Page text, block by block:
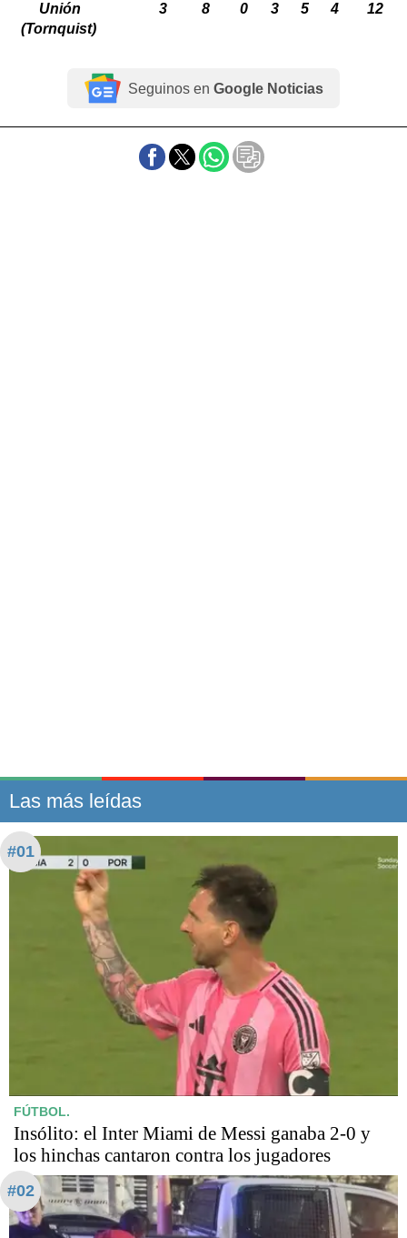
Unión
(Tornquist)
3 8 0 3 5 4 12
Seguinos en Google Noticias
Las más leídas
#01
FÚTBOL.
Insólito: el Inter Miami de Messi ganaba 2-0 y
los hinchas cantaron contra los jugadores
#02